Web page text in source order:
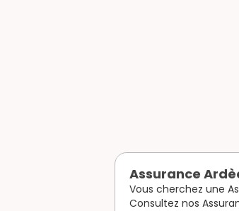
Assurance
Vous cherchez une
Consultez nos